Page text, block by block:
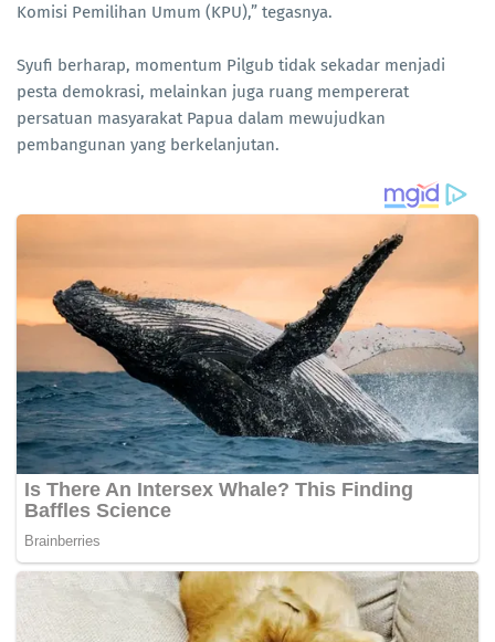
Komisi Pemilihan Umum (KPU),” tegasnya.
Syufi berharap, momentum Pilgub tidak sekadar menjadi
pesta demokrasi, melainkan juga ruang mempererat
persatuan masyarakat Papua dalam mewujudkan
pembangunan yang berkelanjutan.